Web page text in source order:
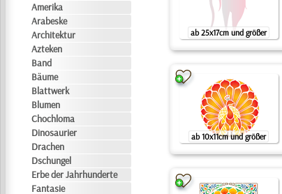
Amerika
Arabeske
Architektur
Azteken
Band
Bäume
Blattwerk
Blumen
Chochloma
Dinosaurier
Drachen
Dschungel
Erbe der Jahrhunderte
Fantasie
ab 25x17cm und größer
ab 10x11cm und größer